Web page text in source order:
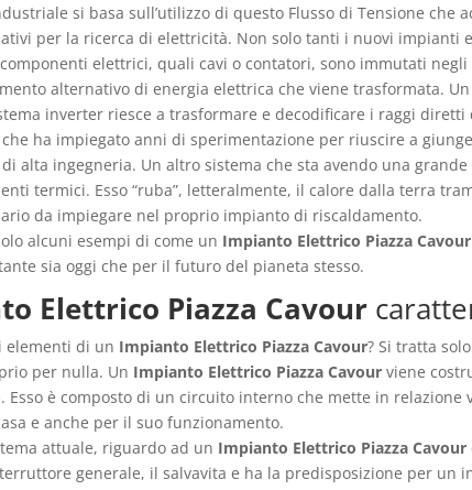
si basa sull’utilizzo di questo Flusso di Tensione
per la ricerca di elettricità. Non solo tanti i nuovi impianti
elettrici, quali cavi o contatori, sono immutati
alternativo di energia elettrica che viene trasformata. Un
inverter riesce a trasformare e decodificare i raggi
ha impiegato anni di sperimentazione per riuscire a
alta ingegneria. Un altro sistema che sta avendo una
termici. Esso “ruba”, letteralmente, il calore dalla terra
da impiegare nel proprio impianto di riscaldamento.
alcuni esempi di come un Impianto Elettrico Piazza Cavour
sia oggi che per il futuro del pianeta stesso.
Elettrico Piazza Cavour
elementi di un Impianto Elettrico Piazza Cavour? Si tratta
per nulla. Un Impianto Elettrico Piazza Cavour viene
Esso è composto di un circuito interno che mette in
e anche per il suo funzionamento.
attuale, riguardo ad un Impianto Elettrico Piazza Cavour
generale, il salvavita e ha la predisposizione per